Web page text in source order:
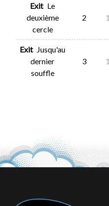
Exit Le
deuxième
cercle
2
Exit Jusqu'au
dernier
souffle
3